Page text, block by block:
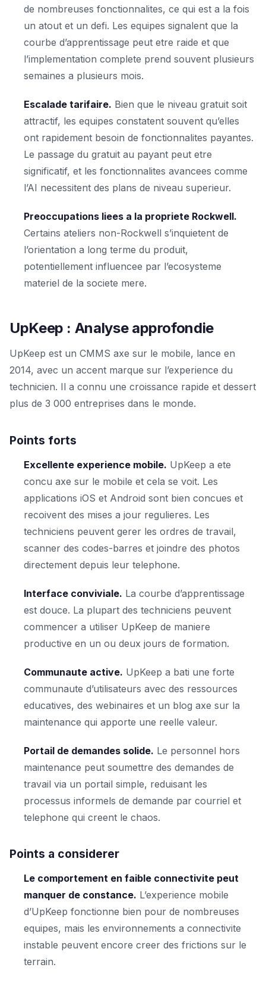
de nombreuses fonctionnalites, ce qui est a la fois
un atout et un defi. Les equipes signalent que la
courbe d’apprentissage peut etre raide et que
l’implementation complete prend souvent plusieurs
semaines a plusieurs mois.
Escalade tarifaire. Bien que le niveau gratuit soit
attractif, les equipes constatent souvent qu’elles
ont rapidement besoin de fonctionnalites payantes.
Le passage du gratuit au payant peut etre
significatif, et les fonctionnalites avancees comme
l’AI necessitent des plans de niveau superieur.
Preoccupations liees a la propriete Rockwell.
Certains ateliers non-Rockwell s’inquietent de
l’orientation a long terme du produit,
potentiellement influencee par l’ecosysteme
materiel de la societe mere.
UpKeep : Analyse approfondie
UpKeep est un CMMS axe sur le mobile, lance en
2014, avec un accent marque sur l’experience du
technicien. Il a connu une croissance rapide et dessert
plus de 3 000 entreprises dans le monde.
Points forts
Excellente experience mobile. UpKeep a ete
concu axe sur le mobile et cela se voit. Les
applications iOS et Android sont bien concues et
recoivent des mises a jour regulieres. Les
techniciens peuvent gerer les ordres de travail,
scanner des codes-barres et joindre des photos
directement depuis leur telephone.
Interface conviviale. La courbe d’apprentissage
est douce. La plupart des techniciens peuvent
commencer a utiliser UpKeep de maniere
productive en un ou deux jours de formation.
Communaute active. UpKeep a bati une forte
communaute d’utilisateurs avec des ressources
educatives, des webinaires et un blog axe sur la
maintenance qui apporte une reelle valeur.
Portail de demandes solide. Le personnel hors
maintenance peut soumettre des demandes de
travail via un portail simple, reduisant les
processus informels de demande par courriel et
telephone qui creent le chaos.
Points a considerer
Le comportement en faible connectivite peut
manquer de constance. L’experience mobile
d’UpKeep fonctionne bien pour de nombreuses
equipes, mais les environnements a connectivite
instable peuvent encore creer des frictions sur le
terrain.